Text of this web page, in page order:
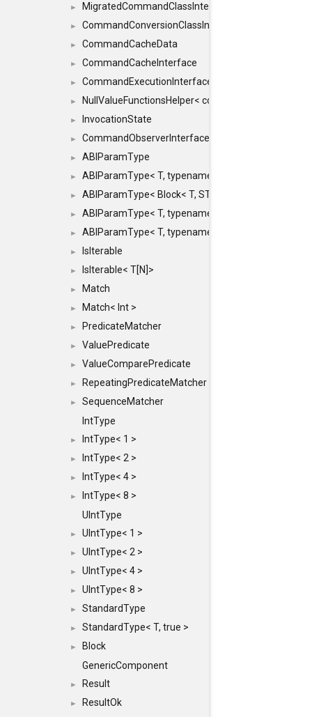
► MigratedCommandClassInterface
► CommandConversionClassInterface
► CommandCacheData
► CommandCacheInterface
► CommandExecutionInterface
► NullValueFunctionsHelper< const Result<
► InvocationState
► CommandObserverInterface
► ABIParamType
► ABIParamType< T, typename std::enable_if<
► ABIParamType< Block< T, STRIDED, MOVE > >
► ABIParamType< T, typename std::enable_if<
► ABIParamType< T, typename std::enable_if<
► IsIterable
► IsIterable< T[N]>
► Match
► Match< Int >
► PredicateMatcher
► ValuePredicate
► ValueComparePredicate
► RepeatingPredicateMatcher
►
SequenceMatcher
IntType
► IntType< 1 >
► IntType< 2 >
► IntType< 4 >
►
IntType< 8 >
UIntType
► UIntType< 1 >
► UIntType< 2 >
► UIntType< 4 >
► UIntType< 8 >
► StandardType
► StandardType< T, true >
►
Block
GenericComponent
► Result
►
ResultOk